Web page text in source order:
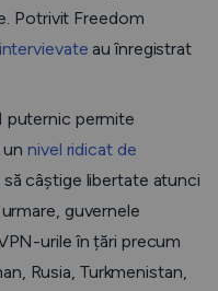
Potrivit Freedom
au înregistrat
puternic permite
unnivel ridicat de
câștige libertate atunci
guvernele
urile în țări precum
Rusia, Turkmenistan,